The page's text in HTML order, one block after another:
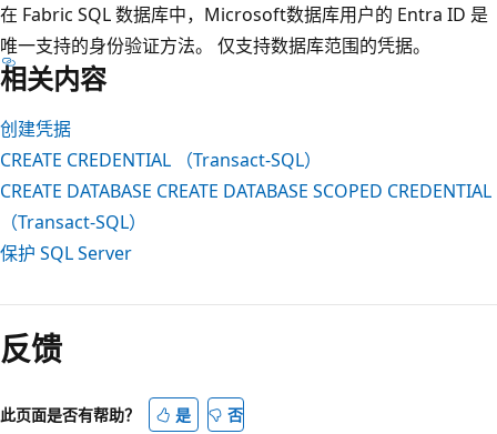
在 Fabric SQL 数据库中，Microsoft数据库用户的 Entra ID 是
唯一支持的身份验证方法。 仅支持数据库范围的凭据。
相关内容
创建凭据
CREATE CREDENTIAL （Transact-SQL）
CREATE DATABASE CREATE DATABASE SCOPED CREDENTIAL
（Transact-SQL）
保护 SQL Server
读
模
已
反馈
此页面是否有帮助？ 是 否